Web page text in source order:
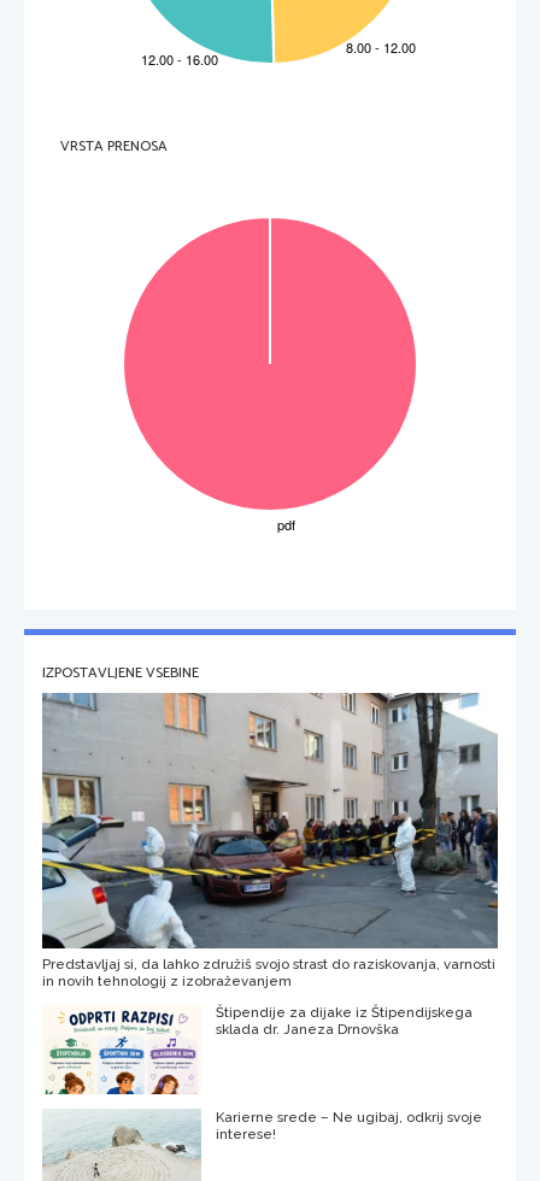
9.     Qui a décidé de sa mort?
  _____________________________________________________________________________________
10.   De quelle façon est-il mort?
  _____________________________________________________________________________________
VRSTA PRENOSA
IZPOSTAVLJENE VSEBINE
Predstavljaj si, da lahko združiš svojo strast do raziskovanja, varnosti
in novih tehnologij z izobraževanjem
Štipendije za dijake iz Štipendijskega
sklada dr. Janeza Drnovška
Karierne srede – Ne ugibaj, odkrij svoje
interese!